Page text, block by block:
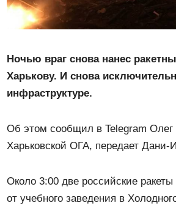
Ночью враг снова нанес
Харькову. И снова
инфраструктуре.
Об этом сообщил в Telegram Олег
Харьковской ОГА, передает Дани-
Около 3:00 две российские
от учебного заведения в